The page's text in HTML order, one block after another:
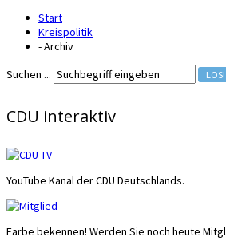
Start
Kreispolitik
- Archiv
Suchen ...
LOS!
CDU interaktiv
YouTube Kanal der CDU Deutschlands.
Farbe bekennen! Werden Sie noch heute